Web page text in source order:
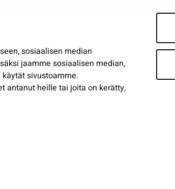
sosiaalisen median
jaamme sosiaalisen median,
sivustoamme.
antanut heille tai joita on kerätty,